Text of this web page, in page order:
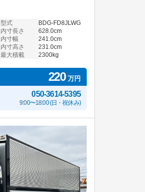
型式
BDG-FD8JLWG
内寸長さ
628.0cm
内寸幅
241.0cm
内寸高さ
231.0cm
最大積載
2300kg
220万円
050-3614-5395
9:00〜18:00 (日・祝休み)